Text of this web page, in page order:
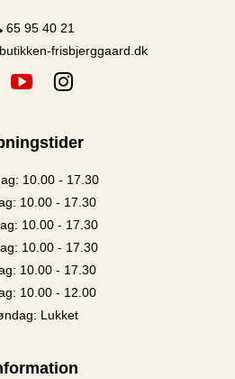
65 95 40 21
frisbjerggaard.dk
10.00 - 17.30
10.00 - 17.30
10.00 - 17.30
10.00 - 17.30
10.00 - 17.30
10.00 - 12.00
Lukket